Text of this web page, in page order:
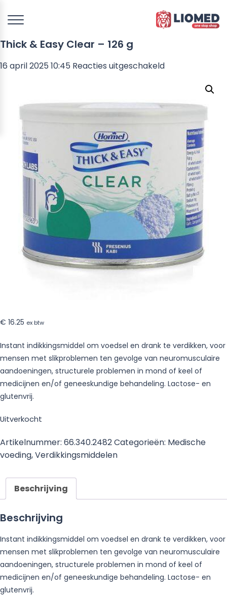
Thick & Easy Clear – 126 g
16 april 2025 10:45 Reacties uitgeschakeldvoor
Easy
€ 16.25 ex btw
Instant indikkingsmiddel om voedsel en drank te verdikken, voor
mensen met slikproblemen ten gevolge van neuromusculaire
aandoeningen, structurele problemen in mond of keel of
medicijnen en/of geneeskundige behandeling. Lactose- en
glutenvrij.
Uitverkocht
Artikelnummer: 66.340.2482Categorieën: Medische
voeding,Verdikkingsmiddelen
Beschrijving
Beschrijving
Instant indikkingsmiddel om voedsel en drank te verdikken, voor
mensen met slikproblemen ten gevolge van neuromusculaire
aandoeningen, structurele problemen in mond of keel of
medicijnen en/of geneeskundige behandeling. Lactose- en
glutenvrij.